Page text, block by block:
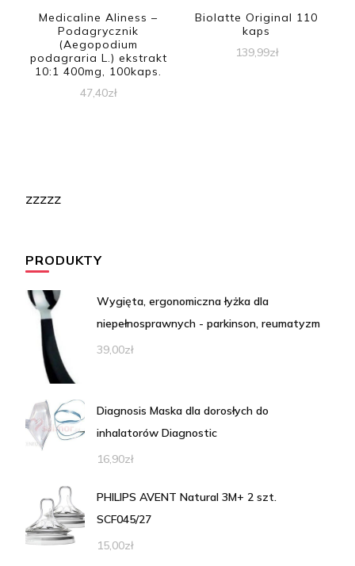
Medicaline Aliness –
Podagrycznik
(Aegopodium
podagraria L.) ekstrakt
10:1 400mg, 100kaps.
47,40zł
Biolatte Original 110
kaps
139,99zł
zzzzz
PRODUKTY
Wygięta, ergonomiczna łyżka dla
niepełnosprawnych - parkinson, reumatyzm
39,00zł
Diagnosis Maska dla dorosłych do
inhalatorów Diagnostic
16,90zł
PHILIPS AVENT Natural 3M+ 2 szt.
SCF045/27
15,00zł